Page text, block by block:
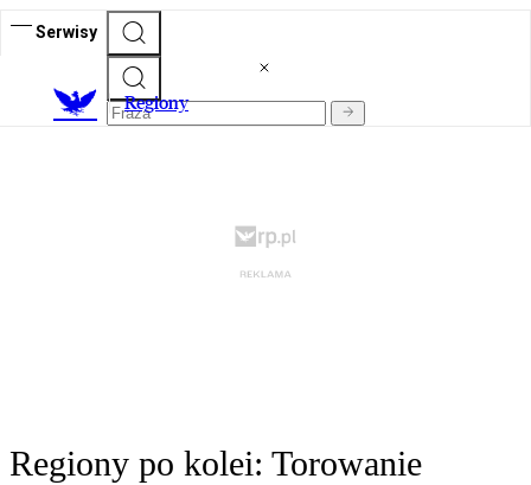
Serwisy
Regiony
Regiony po kolei: Torowanie